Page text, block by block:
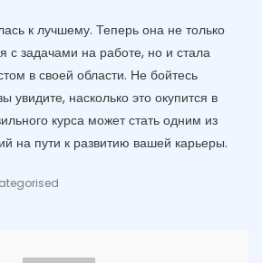
к лучшему. Теперь она не только
с задачами на работе, но и стала
в своей области. Не бойтесь
увидите, насколько это окупится в
курса может стать одним из
на пути к развитию вашей карьеры.